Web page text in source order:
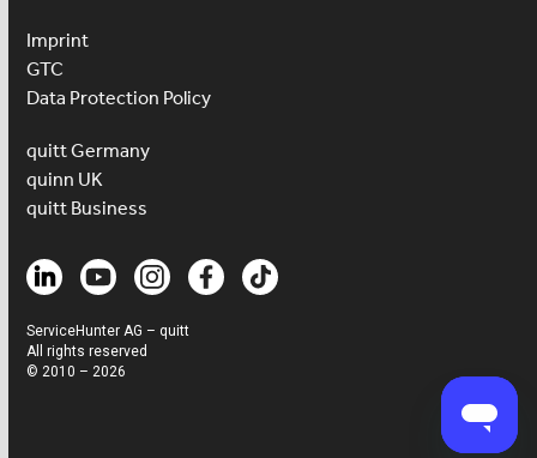
Imprint
GTC
Data Protection Policy
quitt Germany
quinn UK
quitt Business
ServiceHunter AG – quitt
All rights reserved
© 2010 – 2026